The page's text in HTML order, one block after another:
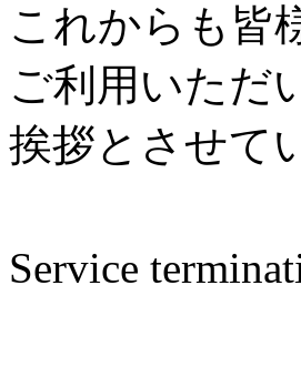
これからも皆
ご利用いただ
挨拶とさせて
Service